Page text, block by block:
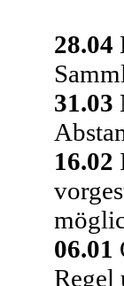
28.04
31.03
16.02
06.01
Regel